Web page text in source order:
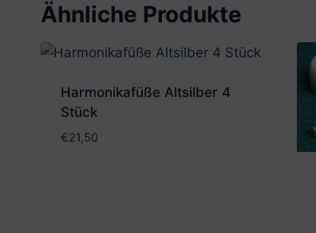
Ähnliche Produkte
Harmonikafüße Altsilber 4
Stück
€21,50